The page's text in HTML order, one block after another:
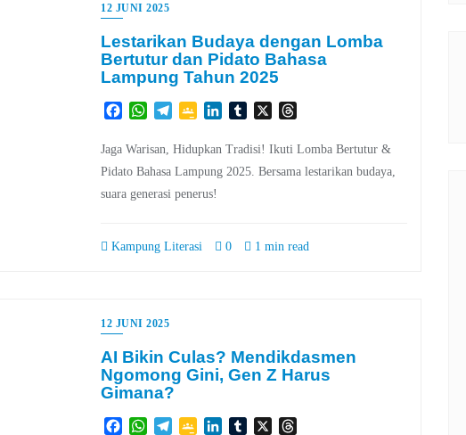
12 JUNI 2025
Lestarikan Budaya dengan Lomba
Bertutur dan Pidato Bahasa
Lampung Tahun 2025
FacebookWhatsApp
TelegramGoogleLinkedInTumblr
X
Jaga Warisan, Hidupkan Tradisi! Ikuti Lomba Bertutur &
Pidato Bahasa Lampung 2025. Bersama lestarikan budaya,
suara generasi penerus!
Kampung Literasi 0 1 min read
12 JUNI 2025
AI Bikin Culas? Mendikdasmen
Ngomong Gini, Gen Z Harus
Gimana?
FacebookWhatsApp
TelegramGoogleLinkedInTumblr
X